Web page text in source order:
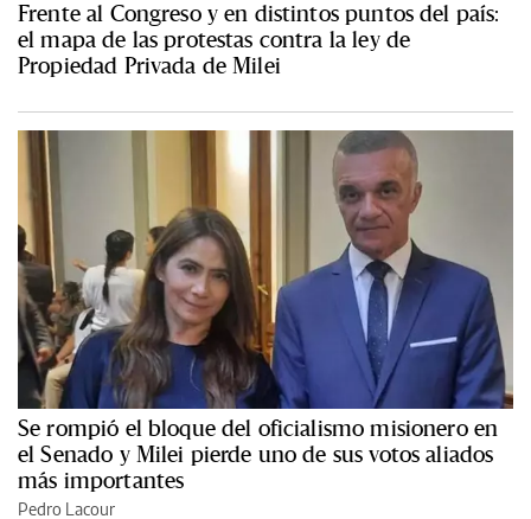
Frente al Congreso y en distintos puntos del país:
el mapa de las protestas contra la ley de
Propiedad Privada de Milei
Se rompió el bloque del oficialismo misionero en
el Senado y Milei pierde uno de sus votos aliados
más importantes
Pedro Lacour